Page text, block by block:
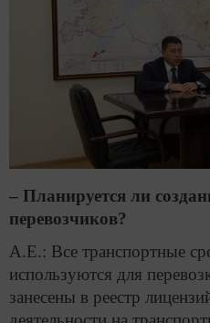
– Планируется ли
перевозчиков?
А.Е.: Все транспортные
используются для
занесены в реестр